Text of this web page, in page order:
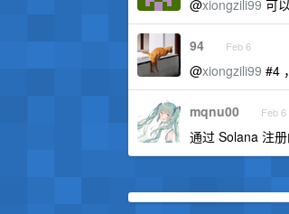
@xiongzili99 可
94 Feb 6
@xiongzili99 #4
mqnu00 Feb 6
通过 Solana 注